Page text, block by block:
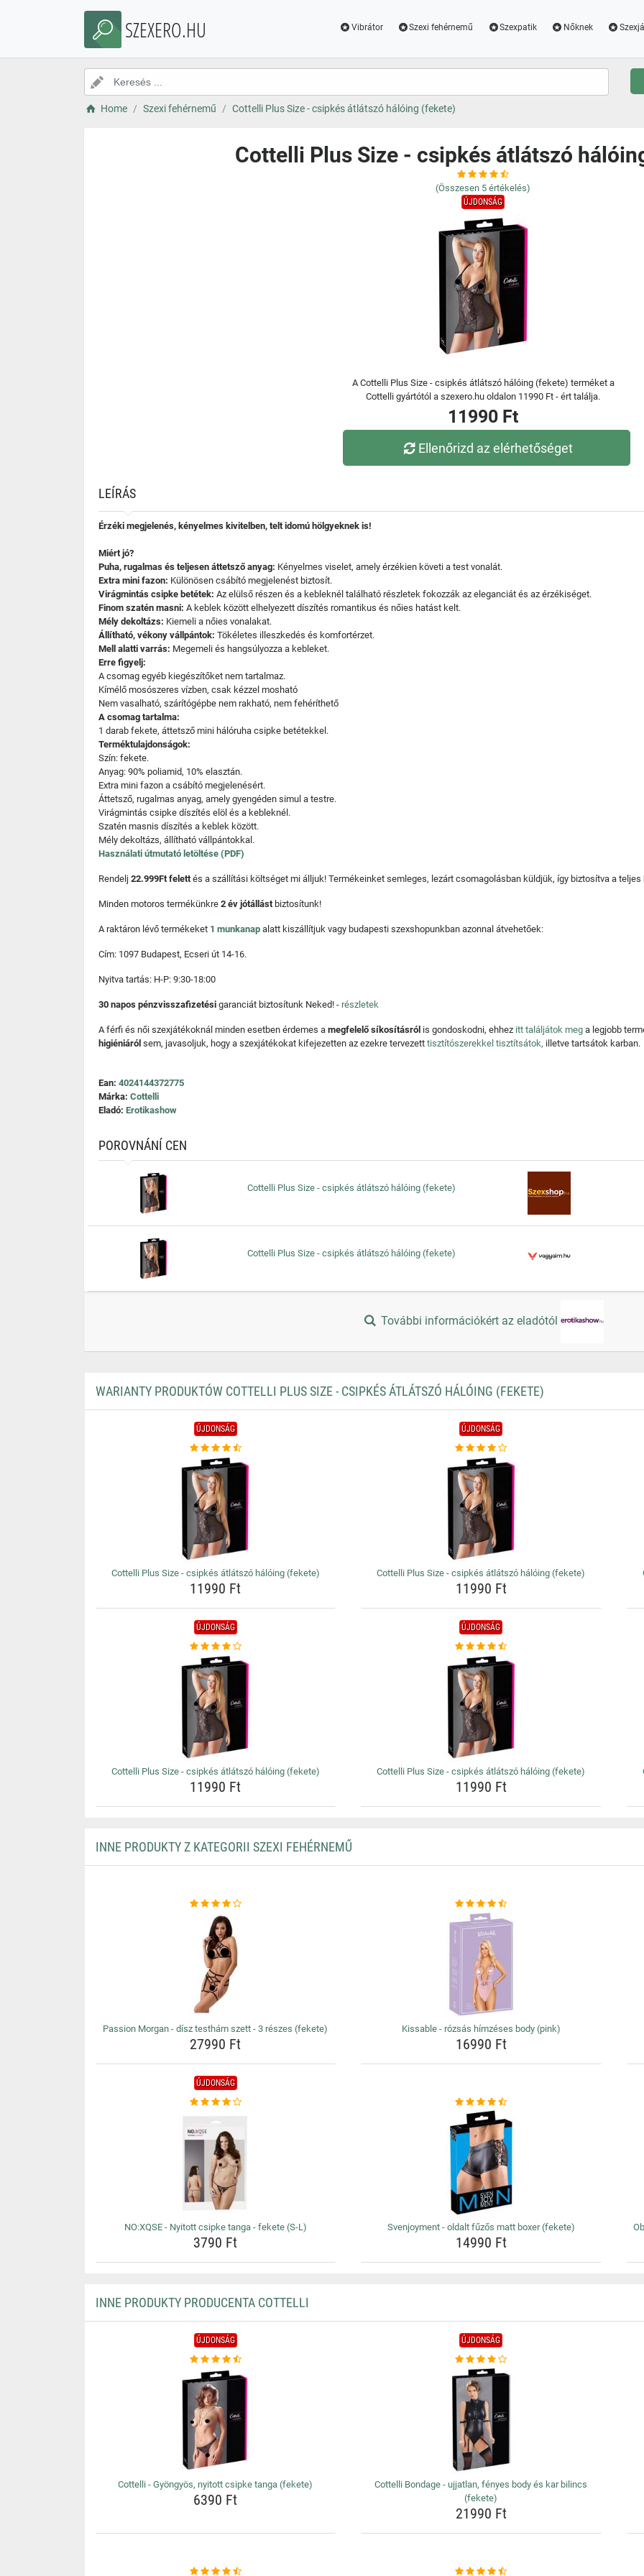
SZEXERO.HU Vibrátor Szexi fehérnemű Szexpatik Nőknek
Home Szexi fehérnemű Cottelli Plus Size - csipkés átlátszó hálóing (fekete)
Cottelli Plus Size - csipkés átlátszó
(Összesen 5 értékelés)
ÚJDONSÁG
A Cottelli Plus Size - csipkés átlátszó hálóing (fekete) terméket a
Cottelli gyártótól a szexero.hu oldalon 11990 Ft - ért találja.
11990 Ft
Ellenőrizd az elérhetőséget
LEÍRÁS
Érzéki megjelenés, kényelmes kivitelben, telt idomú hölgyeknek is!
Miért jó?
Puha, rugalmas és teljesen áttetsző anyag: Kényelmes viselet, amely érzékien követi a test vonalát.
Extra mini fazon: Különösen csábító megjelenést biztosít.
Virágmintás csipke betétek: Az elülső részen és a kebleknél található részletek fokozzák az eleganciát és az érzékiséget.
Finom szatén masni: A keblek között elhelyezett díszítés romantikus és nőies hatást kelt.
Mély dekoltázs: Kiemeli a nőies vonalakat.
Állítható, vékony vállpántok: Tökéletes illeszkedés és komfortérzet.
Mell alatti varrás: Megemeli és hangsúlyozza a kebleket.
Erre figyelj:
A csomag egyéb kiegészítőket nem tartalmaz.
Kímélő mosószeres vízben, csak kézzel mosható
Nem vasalható, szárítógépbe nem rakható, nem fehéríthető
A csomag tartalma:
1 darab fekete, áttetsző mini hálóruha csipke betétekkel.
Terméktulajdonságok:
Szín: fekete.
Anyag: 90% poliamid, 10% elasztán.
Extra mini fazon a csábító megjelenésért.
Áttetsző, rugalmas anyag, amely gyengéden simul a testre.
Virágmintás csipke díszítés elöl és a kebleknél.
Szatén masnis díszítés a keblek között.
Mély dekoltázs, állítható vállpántokkal.
Használati útmutató letöltése (PDF)
Rendelj 22.999Ft felettés a szállítási költséget mi álljuk! Termékeinket semleges, lezárt csomagolásban küldjük, így biztosítva a teljes
Minden motoros termékünkre 2 év jótállást biztosítunk!
A raktáron lévő termékeket 1 munkanap alatt kiszállítjuk vagy budapesti szexshopunkban azonnal átvehetőek:
Cím: 1097 Budapest, Ecseri út 14-16.
Nyitva tartás: H-P: 9:30-18:00
30 napos pénzvisszafizetési garanciát biztosítunk Neked! - részletek
A férfi és női szexjátékoknál minden esetben érdemes a megfelelő síkosításról is gondoskodni, ehhez itt találjátok meg a legjobb
higiéniáról sem, javasoljuk, hogy a szexjátékokat kifejezetten az ezekre tervezett tisztítószerekkel tisztítsátok, illetve tartsátok karban.
Ean: 4024144372775
Márka: Cottelli
Eladó: Erotikashow
POROVNÁNÍ CEN
Cottelli Plus Size - csipkés átlátszó hálóing (fekete)
Cottelli Plus Size - csipkés átlátszó hálóing (fekete)
További információkért az eladótól
WARIANTY PRODUKTÓW COTTELLI PLUS SIZE - CSIPKÉS ÁTLÁTSZÓ HÁLÓING (FEKETE)
ÚJDONSÁG
Cottelli Plus Size - csipkés átlátszó hálóing (fekete)
11990 Ft
ÚJDONSÁG
Cottelli Plus Size - csipkés átlátszó hálóing (fekete)
11990 Ft
ÚJDONSÁG
Cottelli Plus Size - csipkés átlátszó hálóing (fekete)
11990 Ft
ÚJDONSÁG
Cottelli Plus Size - csipkés átlátszó hálóing (fekete)
11990 Ft
INNE PRODUKTY Z KATEGORII SZEXI FEHÉRNEMŰ
Passion Morgan - dísz testhám szett - 3 részes (fekete)
27990 Ft
Kissable - rózsás hímzéses body (pink)
16990 Ft
ÚJDONSÁG
NO:XQSE - Nyitott csipke tanga - fekete (S-L)
3790 Ft
Svenjoyment - oldalt fűzős matt boxer (fekete)
14990 Ft
INNE PRODUKTY PRODUCENTA COTTELLI
ÚJDONSÁG
Cottelli - Gyöngyös, nyitott csipke tanga (fekete)
6390 Ft
ÚJDONSÁG
Cottelli Bondage - ujjatlan, fényes body és kar bilincs
(fekete)
21990 Ft